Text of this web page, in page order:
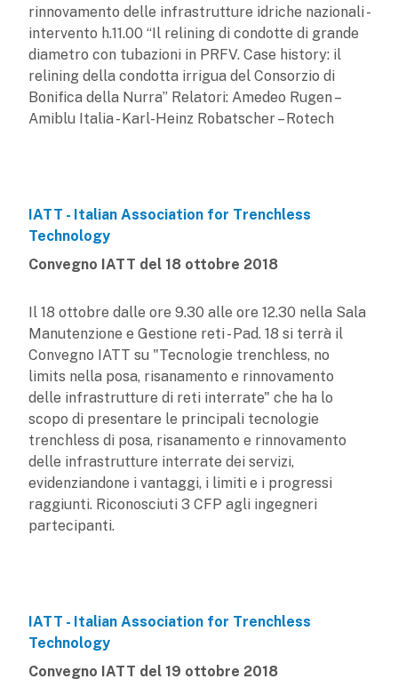
rinnovamento delle infrastrutture idriche nazionali -
intervento h.11.00 “Il relining di condotte di grande
diametro con tubazioni in PRFV. Case history: il
relining della condotta irrigua del Consorzio di
Bonifica della Nurra” Relatori: Amedeo Rugen –
Amiblu Italia - Karl-Heinz Robatscher – Rotech
IATT - Italian Association for Trenchless
Technology
Convegno IATT del 18 ottobre 2018
Il 18 ottobre dalle ore 9.30 alle ore 12.30 nella Sala
Manutenzione e Gestione reti - Pad. 18 si terrà il
Convegno IATT su "Tecnologie trenchless, no
limits nella posa, risanamento e rinnovamento
delle infrastrutture di reti interrate" che ha lo
scopo di presentare le principali tecnologie
trenchless di posa, risanamento e rinnovamento
delle infrastrutture interrate dei servizi,
evidenziandone i vantaggi, i limiti e i progressi
raggiunti. Riconosciuti 3 CFP agli ingegneri
partecipanti.
IATT - Italian Association for Trenchless
Technology
Convegno IATT del 19 ottobre 2018